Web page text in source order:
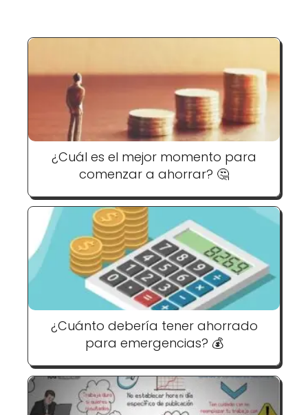
¿Cuál es el mejor momento para
comenzar a ahorrar? 🤔
¿Cuánto debería tener ahorrado
para emergencias? 💰